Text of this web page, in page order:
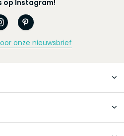
op Instagram!
onze nieuwsbrief